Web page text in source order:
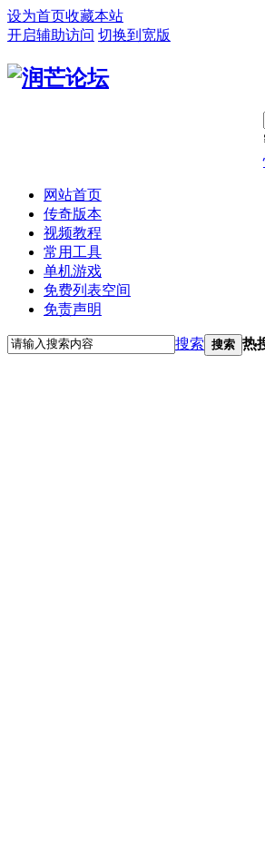
设为首页收藏本站
开启辅助访问 切换到宽版
网站首页
传奇版本
视频教程
常用工具
单机游戏
免费列表空间
免责声明
搜索 搜索 热